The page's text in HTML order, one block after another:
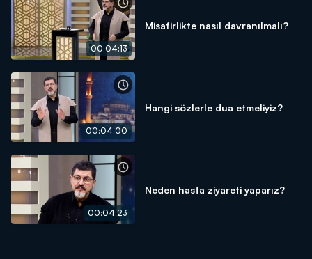
00:04:13
Misafirlikte nasıl davranılmalı?
00:04:00
Hangi sözlerle dua etmeliyiz?
00:04:23
Neden hasta ziyareti yaparız?